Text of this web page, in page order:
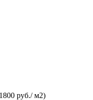
руб./ м2)